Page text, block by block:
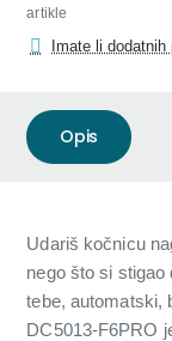
artikle
Imate li dodatnih
Opis
Udariš kočnicu
nego što si stigao
tebe, automatski,
DC5013-F6PRO